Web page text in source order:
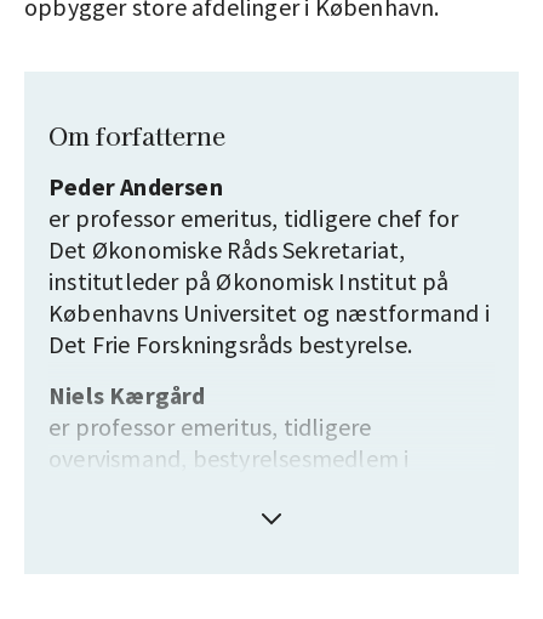
opbygger store afdelinger i København.
Om forfatterne
Peder Andersen
er professor emeritus, tidligere chef for
Det Økonomiske Råds Sekretariat,
institutleder på Økonomisk Institut på
Københavns Universitet og næstformand i
Det Frie Forskningsråds bestyrelse.
Niels Kærgård
er professor emeritus, tidligere
overvismand, bestyrelsesmedlem i
Universitet samt i præsidiet for